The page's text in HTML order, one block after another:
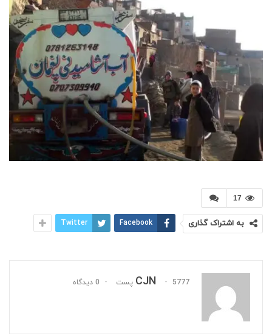
17
به اشتراک گذاری Facebook
Twitter
CJN 5777 پست 0 دیدگاه